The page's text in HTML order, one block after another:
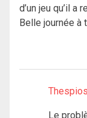
d’un jeu qu’il a
Belle journée à
Thespios
Le